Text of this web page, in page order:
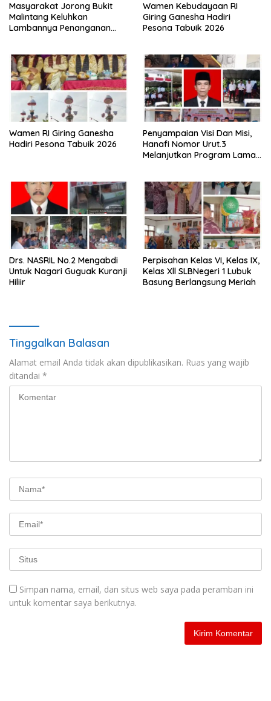
Masyarakat Jorong Bukit
Malintang Keluhkan
Lambannya Penanganan
Wamen Kebudayaan RI
Giring Ganesha Hadiri
Pesona Tabuik 2026
Wamen RI Giring Ganesha
Hadiri Pesona Tabuik 2026
Penyampaian Visi Dan Misi,
Hanafi Nomor Urut.3
Melanjutkan Program Lama
Drs. NASRIL No.2 Mengabdi
Untuk Nagari Guguak Kuranji
Hiliir
Perpisahan Kelas VI, Kelas IX,
Kelas Xll SLBNegeri 1 Lubuk
Basung Berlangsung Meriah
Tinggalkan Balasan
Alamat email Anda tidak akan dipublikasikan. Ruas yang wajib
ditandai *
Simpan nama, email, dan situs web saya pada peramban ini
untuk komentar saya berikutnya.